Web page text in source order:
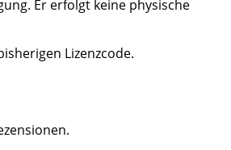
Er erfolgt keine physische
Lizenzcode.